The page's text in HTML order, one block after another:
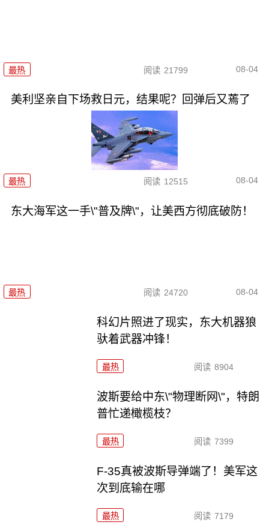
最热 阅读 21799 08-04
美利坚亲自下场救日元，结果呢？回弹后又蔫了
最热 阅读 12515 08-04
东大海军这一手\"普及牌\"，让美西方彻底破防！
最热 阅读 24720 08-04
科幻片照进了现实，东大机器狼
驮着武器冲锋！
最热 阅读 8904
波斯要给中东\"物理断网\"，特朗
普忙递橄榄枝？
最热 阅读 7399
F-35真被波斯导弹端了！美军这
次到底输在哪
最热 阅读 7179